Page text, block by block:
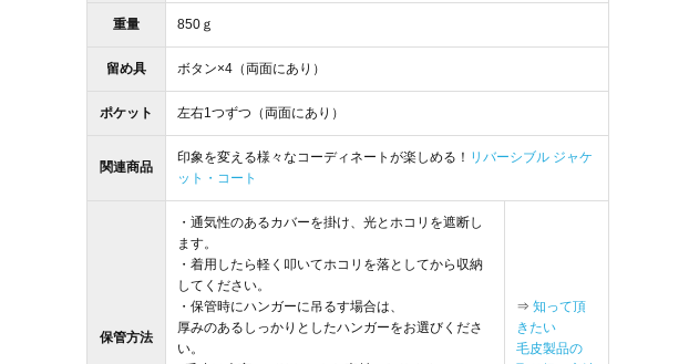
重量 850ｇ
留め具 ボタン×4（両面にあり）
ポケット 左右1つずつ（両面にあり）
関連商品
印象を変える様々なコーディネートが楽しめる！ リバーシブル ジャケ
ット・コート
保管方法
・通気性のあるカバーを掛け、光とホコリを遮断し
ます。
・着用したら軽く叩いてホコリを落としてから収納
してください。
・保管時にハンガーに吊るす場合は、
厚みのあるしっかりとしたハンガーをお選びくださ
い。
⇒ 知って頂
きたい
毛皮製品の